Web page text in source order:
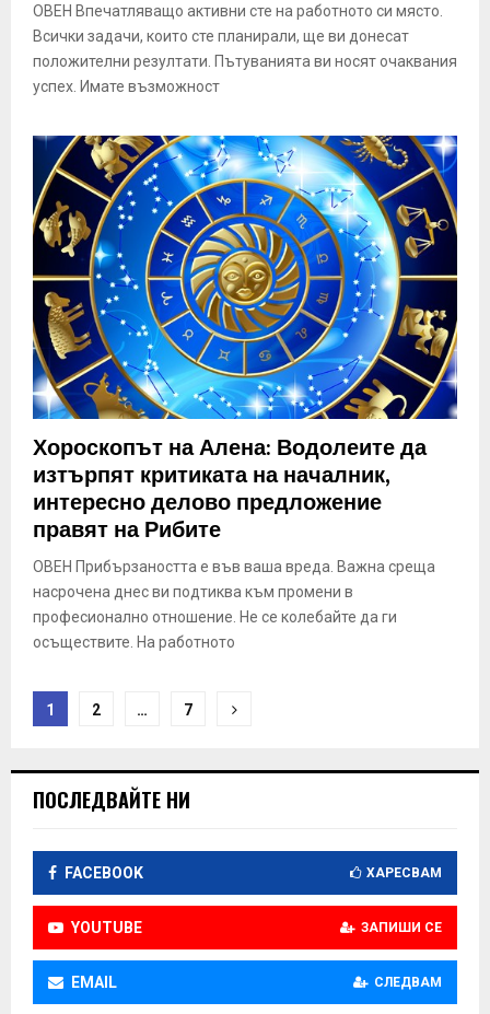
ОВЕН Впечатляващо активни сте на работното си място.
Всички задачи, които сте планирали, ще ви донесат
положителни резултати. Пътуванията ви носят очаквания
успех. Имате възможност
Хороскопът на Алена: Водолеите да
изтърпят критиката на началник,
интересно делово предложение
правят на Рибите
ОВЕН Прибързаността е във ваша вреда. Важна среща
насрочена днес ви подтиква към промени в
професионално отношение. Не се колебайте да ги
осъществите. На работното
Н
в
г
а
ц
и
1 2 … 7
ПОСЛЕДВАЙТЕ НИ
FACEBOOK ХАРЕСВАМ
YOUTUBE ЗАПИШИ СЕ
EMAIL СЛЕДВАМ